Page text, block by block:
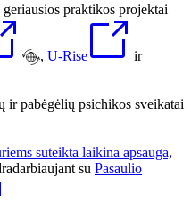
praktikos projektai
, U-Rise ir
ir pabėgėlių psichikos sveikatai
suteikta laikina apsauga,
su Pasaulio